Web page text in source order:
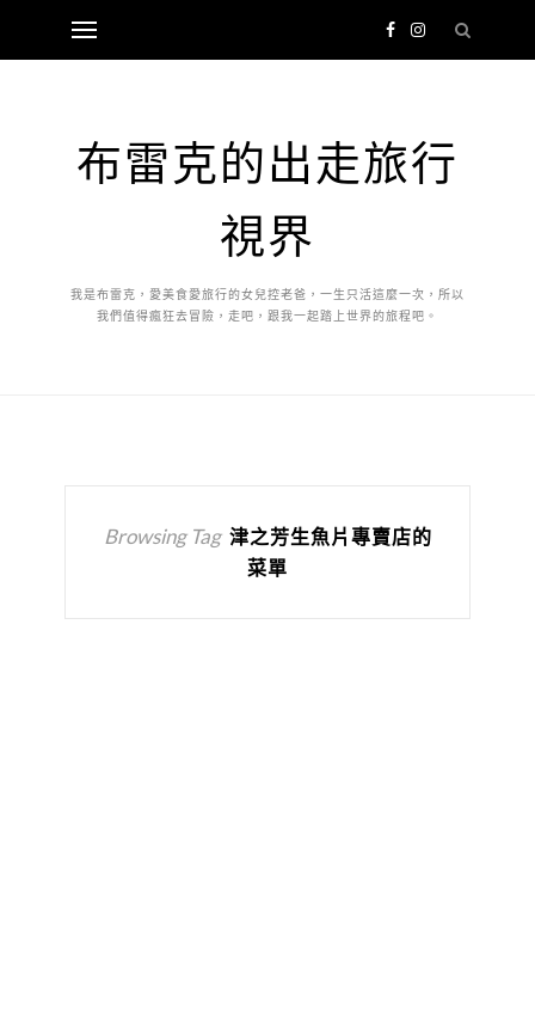
布雷克的出走旅行
視界
我是布雷克，愛美食愛旅行的女兒控老爸，一生只活這麼一次，所以
我們值得瘋狂去冒險，走吧，跟我一起踏上世界的旅程吧。
Browsing Tag 津之芳生魚片專賣店的
菜單